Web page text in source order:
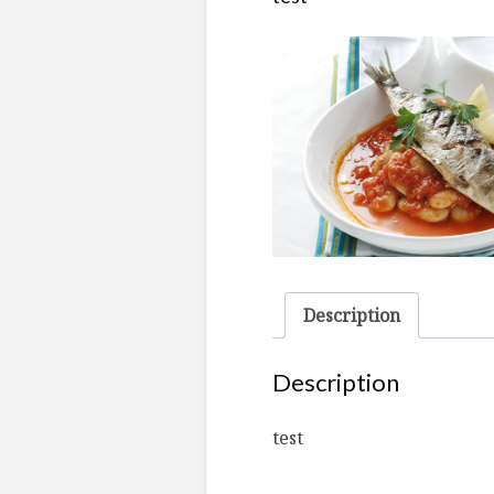
Description
Description
test